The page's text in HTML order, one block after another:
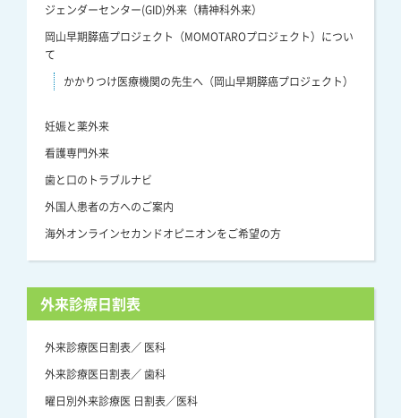
ジェンダーセンター(GID)外来（精神科外来）
岡山早期膵癌プロジェクト（MOMOTAROプロジェクト）につい
て
かかりつけ医療機関の先生へ（岡山早期膵癌プロジェクト）
妊娠と薬外来
看護専門外来
歯と口のトラブルナビ
外国人患者の方へのご案内
海外オンラインセカンドオピニオンをご希望の方
外来診療日割表
外来診療医日割表／ 医科
外来診療医日割表／ 歯科
曜日別外来診療医 日割表／医科